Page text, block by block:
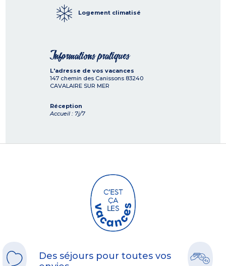
Logement climatisé
Informations pratiques
L'adresse de vos vacances
147 chemin des Canissons 83240
CAVALAIRE SUR MER
Réception
Accueil : 7j/7
Des séjours pour toutes vos